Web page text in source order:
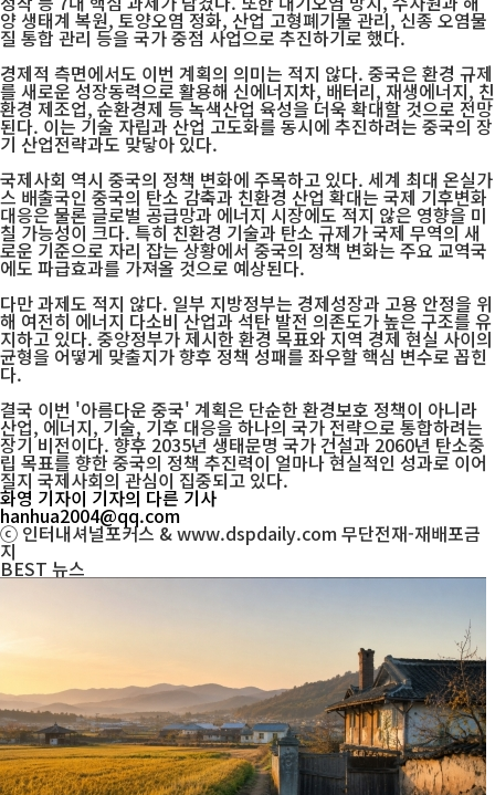
양 생태계 복원, 토양오염 정화, 산업 고형폐기물 관리, 신종 오염물
질 통합 관리 등을 국가 중점 사업으로 추진하기로 했다.
경제적 측면에서도 이번 계획의 의미는 적지 않다. 중국은 환경 규제
를 새로운 성장동력으로 활용해 신에너지차, 배터리, 재생에너지, 친
환경 제조업, 순환경제 등 녹색산업 육성을 더욱 확대할 것으로 전망
된다. 이는 기술 자립과 산업 고도화를 동시에 추진하려는 중국의 장
기 산업전략과도 맞닿아 있다.
국제사회 역시 중국의 정책 변화에 주목하고 있다. 세계 최대 온실가
스 배출국인 중국의 탄소 감축과 친환경 산업 확대는 국제 기후변화
대응은 물론 글로벌 공급망과 에너지 시장에도 적지 않은 영향을 미
칠 가능성이 크다. 특히 친환경 기술과 탄소 규제가 국제 무역의 새
로운 기준으로 자리 잡는 상황에서 중국의 정책 변화는 주요 교역국
에도 파급효과를 가져올 것으로 예상된다.
다만 과제도 적지 않다. 일부 지방정부는 경제성장과 고용 안정을 위
해 여전히 에너지 다소비 산업과 석탄 발전 의존도가 높은 구조를 유
지하고 있다. 중앙정부가 제시한 환경 목표와 지역 경제 현실 사이의
균형을 어떻게 맞출지가 향후 정책 성패를 좌우할 핵심 변수로 꼽힌
다.
결국 이번 '아름다운 중국' 계획은 단순한 환경보호 정책이 아니라
산업, 에너지, 기술, 기후 대응을 하나의 국가 전략으로 통합하려는
장기 비전이다. 향후 2035년 생태문명 국가 건설과 2060년 탄소중
립 목표를 향한 중국의 정책 추진력이 얼마나 현실적인 성과로 이어
질지 국제사회의 관심이 집중되고 있다.
화영 기자이 기자의 다른 기사
hanhua2004@qq.com
ⓒ 인터내셔널포커스 & www.dspdaily.com 무단전재-재배포금
지
BEST 뉴스